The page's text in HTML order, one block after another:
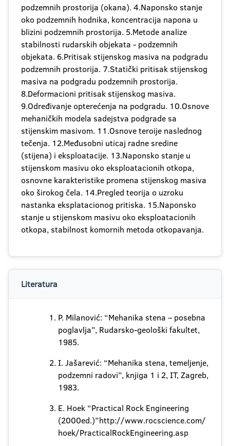
podzemnih prostorija (okana). 4.Naponsko stanje
oko podzemnih hodnika, koncentracija napona u
blizini podzemnih prostorija. 5.Metode analize
stabilnosti rudarskih objekata - podzemnih
objekata. 6.Pritisak stijenskog masiva na podgradu
podzemnih prostorija. 7.Statički pritisak stijenskog
masiva na podgradu podzemnih prostorija.
8.Deformacioni pritisak stijenskog masiva.
9.Određivanje opterećenja na podgradu. 10.Osnove
mehaničkih modela sadejstva podgrade sa
stijenskim masivom. 11.Osnove teroije naslednog
tečenja. 12.Međusobni uticaj radne sredine
(stijena) i eksploatacije. 13.Naponsko stanje u
stijenskom masivu oko eksploatacionih otkopa,
osnovne karakteristike promena stijenskog masiva
oko širokog čela. 14.Pregled teorija o uzroku
nastanka eksplatacionog pritiska. 15.Naponsko
stanje u stijenskom masivu oko eksploatacionih
otkopa, stabilnost komornih metoda otkopavanja.
Literatura
P. Milanović: “Mehanika stena – posebna
poglavlja”, Rudarsko-geološki fakultet,
1985.
I. Jašarević: “Mehanika stena, temeljenje,
podzemni radovi”, knjiga 1 i 2, IT, Zagreb,
1983.
E. Hoek “Practical Rock Engineering
(2000ed.)”http://www.rocscience.com/
hoek/PracticalRockEngineering.asp